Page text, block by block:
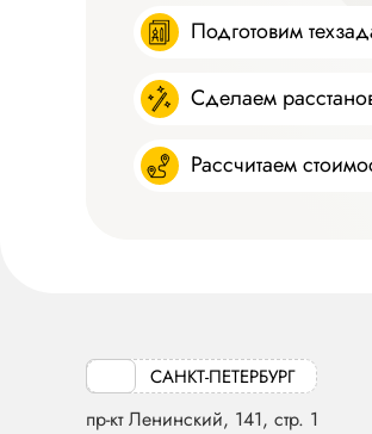
Подготовим
Сделаем
Рассчитаем
САНКТ-ПЕТЕРБУРГ
пр-кт Ленинский, 141, стр. 1